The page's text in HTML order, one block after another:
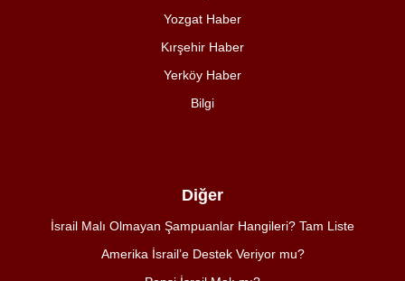
Yozgat Haber
Kırşehir Haber
Yerköy Haber
Bilgi
Diğer
İsrail Malı Olmayan Şampuanlar Hangileri? Tam Liste
Amerika İsrail’e Destek Veriyor mu?